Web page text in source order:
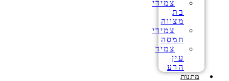
צמידי
בת
מצווה
צמידי
חמסה
צמיד
עין
הרע
מתנות